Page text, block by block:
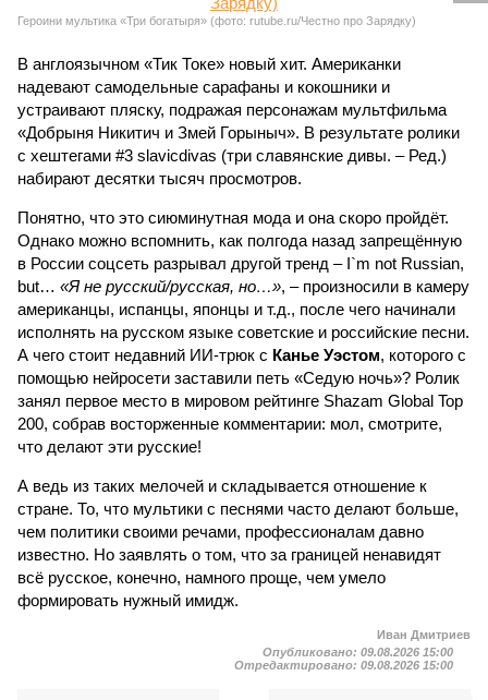
Героини мультика «Три богатыря» (фото: rutube.ru/Честно про Зарядку)
В англоязычном «Тик Токе» новый хит. Американки
надевают самодельные сарафаны и кокошники и
устраивают пляску, подражая персонажам мультфильма
«Добрыня Никитич и Змей Горыныч». В результате ролики
с хештегами #3 slavicdivas (три славянские дивы. – Ред.)
набирают десятки тысяч просмотров.
Понятно, что это сиюминутная мода и она скоро пройдёт.
Однако можно вспомнить, как полгода назад запрещённую
в России соцсеть разрывал другой тренд – I`m not Russian,
but… «Я не русский/русская, но…», – произносили в камеру
американцы, испанцы, японцы и т.д., после чего начинали
исполнять на русском языке советские и российские песни.
А чего стоит недавний ИИ-трюк с Канье Уэстом, которого с
помощью нейросети заставили петь «Седую ночь»? Ролик
занял первое место в мировом рейтинге Shazam Global Top
200, собрав восторженные комментарии: мол, смотрите,
что делают эти русские!
А ведь из таких мелочей и складывается отношение к
стране. То, что мультики с песнями часто делают больше,
чем политики своими речами, профессионалам давно
известно. Но заявлять о том, что за границей ненавидят
всё русское, конечно, намного проще, чем умело
формировать нужный имидж.
Иван Дмитриев
Опубликовано: 09.08.2026 15:00
Отредактировано: 09.08.2026 15:00